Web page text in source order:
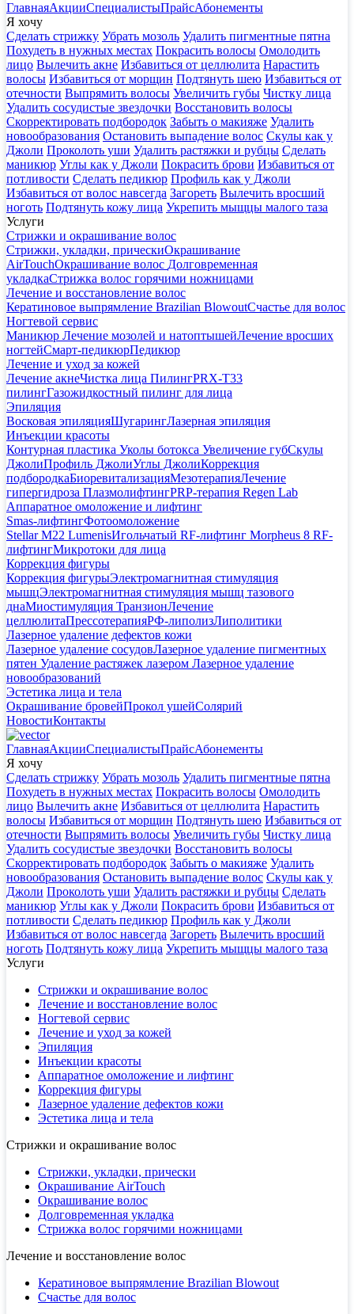
ГлавнаяАкцииСпециалистыПрайсАбонементы
Я хочу
Сделать стрижку Убрать мозоль Удалить пигментные пятна
Похудеть в нужных местах Покрасить волосы Омолодить
лицо Вылечить акне Избавиться от целлюлита Нарастить
волосы Избавиться от морщин Подтянуть шею Избавиться от
отечности Выпрямить волосы Увеличить губы Чистку лица
Удалить сосудистые звездочки Восстановить волосы
Скорректировать подбородок Забыть о макияже Удалить
новообразования Остановить выпадение волос Скулы как у
Джоли Проколоть уши Удалить растяжки и рубцы Сделать
маникюр Углы как у Джоли Покрасить брови Избавиться от
потливости Сделать педикюр Профиль как у Джоли
Избавиться от волос навсегда Загореть Вылечить вросший
ноготь Подтянуть кожу лица Укрепить мыщцы малого таза
Услуги
Стрижки и окрашивание волос
Стрижки, укладки, прическиОкрашивание
AirTouchОкрашивание волос Долговременная
укладкаСтрижка волос горячими ножницами
Лечение и восстановление волос
Кератиновое выпрямление Brazilian BlowoutСчастье для волос
Ногтевой сервис
Маникюр Лечение мозолей и натоптышейЛечение вросших
ногтейСмарт-педикюрПедикюр
Лечение и уход за кожей
Лечение акнеЧистка лица ПилингPRX-T33
пилингГазожидкостный пилинг для лица
Эпиляция
Восковая эпиляцияШугарингЛазерная эпиляция
Инъекции красоты
Контурная пластика Уколы ботокса Увеличение губСкулы
ДжолиПрофиль ДжолиУглы ДжолиКоррекция
подбородкаБиоревитализацияМезотерапияЛечение
гипергидроза ПлазмолифтингPRP-терапия Regen Lab
Аппаратное омоложение и лифтинг
Smas-лифтингФотоомоложение
Stellar M22 LumenisИгольчатый RF-лифтинг Morpheus 8 RF-
лифтингМикротоки для лица
Коррекция фигуры
Коррекция фигурыЭлектромагнитная стимуляция
мышцЭлектромагнитная стимуляция мышц тазового
днаМиостимуляция ТранзионЛечение
целлюлитаПрессотерапияРФ-липолизЛиполитики
Лазерное удаление дефектов кожи
Лазерное удаление сосудовЛазерное удаление пигментных
пятен Удаление растяжек лазером Лазерное удаление
новообразований
Эстетика лица и тела
Окрашивание бровейПрокол ушейСолярий
НовостиКонтакты
ГлавнаяАкцииСпециалистыПрайсАбонементы
Я хочу
Сделать стрижку Убрать мозоль Удалить пигментные пятна
Похудеть в нужных местах Покрасить волосы Омолодить
лицо Вылечить акне Избавиться от целлюлита Нарастить
волосы Избавиться от морщин Подтянуть шею Избавиться от
отечности Выпрямить волосы Увеличить губы Чистку лица
Удалить сосудистые звездочки Восстановить волосы
Скорректировать подбородок Забыть о макияже Удалить
новообразования Остановить выпадение волос Скулы как у
Джоли Проколоть уши Удалить растяжки и рубцы Сделать
маникюр Углы как у Джоли Покрасить брови Избавиться от
потливости Сделать педикюр Профиль как у Джоли
Избавиться от волос навсегда Загореть Вылечить вросший
ноготь Подтянуть кожу лица Укрепить мыщцы малого таза
Услуги
Стрижки и окрашивание волос
Лечение и восстановление волос
Ногтевой сервис
Лечение и уход за кожей
Эпиляция
Инъекции красоты
Аппаратное омоложение и лифтинг
Коррекция фигуры
Лазерное удаление дефектов кожи
Эстетика лица и тела
Стрижки и окрашивание волос
Стрижки, укладки, прически
Окрашивание AirTouch
Окрашивание волос
Долговременная укладка
Стрижка волос горячими ножницами
Лечение и восстановление волос
Кератиновое выпрямление Brazilian Blowout
Счастье для волос